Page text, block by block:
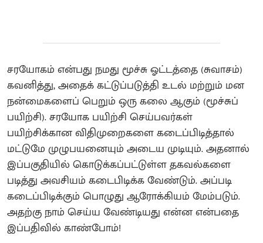
சரயோகம் என்பது நமது மூச்சு ஓட்டத்தை (சுவாசம்)
கவனித்து, அதைக் கட்டுப்படுத்தி உடல் மற்றும் மன
நன்மைகளைப் பெறும் ஒரு கலை ஆகும் (மூச்சுப்
பயிற்சி). சரயோக பயிற்சி செய்பவர்கள்
பயிற்சிக்கான விதிமுறைகளை கடைப்பிடித்தால்
மட்டுமே முழுபயனையும் அடைய முடியும். அதனால்
இப்பகுதியில் கொடுக்கப்பட்டுள்ள தகவல்களை
படித்து அவசியம் கடைபிடிக்க வேண்டும். அப்படி
கடைப்பிடிக்கும் பொழுது ஆரோக்கியம் மேம்படும்.
அதற்கு நாம் செய்ய வேண்டியது என்ன என்பதை
இப்பதிவில் காண்போம்!